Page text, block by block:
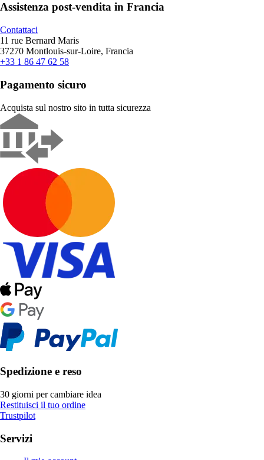
Assistenza post-vendita in Francia
Contattaci
11 rue Bernard Maris
37270 Montlouis-sur-Loire, Francia
+33 1 86 47 62 58
Pagamento sicuro
Acquista sul nostro sito in tutta sicurezza
Spedizione e reso
30 giorni per cambiare idea
Restituisci il tuo ordine
Trustpilot
Servizi